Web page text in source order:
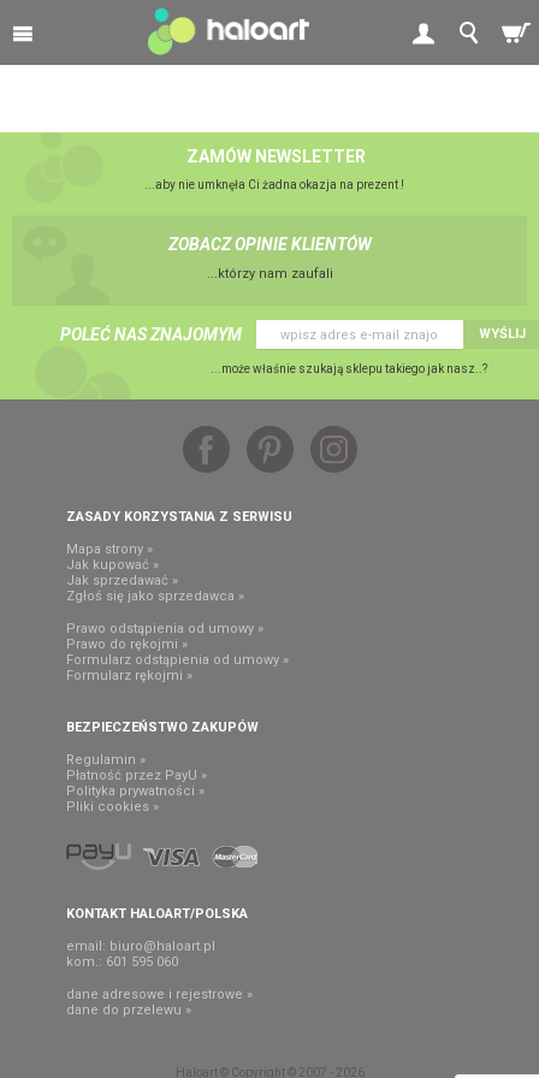
ZAMÓW NEWSLETTER
...aby nie umknęła Ci żadna okazja na prezent !
ZOBACZ OPINIE KLIENTÓW
...którzy nam zaufali
POLEĆ NAS ZNAJOMYM WYŚLIJ
...może właśnie szukają sklepu takiego jak nasz..?
ZASADY KORZYSTANIA Z SERWISU
Mapa strony »
Jak kupować »
Jak sprzedawać »
Zgłoś się jako sprzedawca »
Prawo odstąpienia od umowy »
Prawo do rękojmi »
Formularz odstąpienia od umowy »
Formularz rękojmi »
BEZPIECZEŃSTWO ZAKUPÓW
Regulamin »
Płatność przez PayU »
Polityka prywatności »
Pliki cookies »
KONTAKT HALOART/POLSKA
email: biuro@haloart.pl
kom.: 601 595 060
dane adresowe i rejestrowe »
dane do przelewu »
Haloart © Copyright © 2007 - 2026